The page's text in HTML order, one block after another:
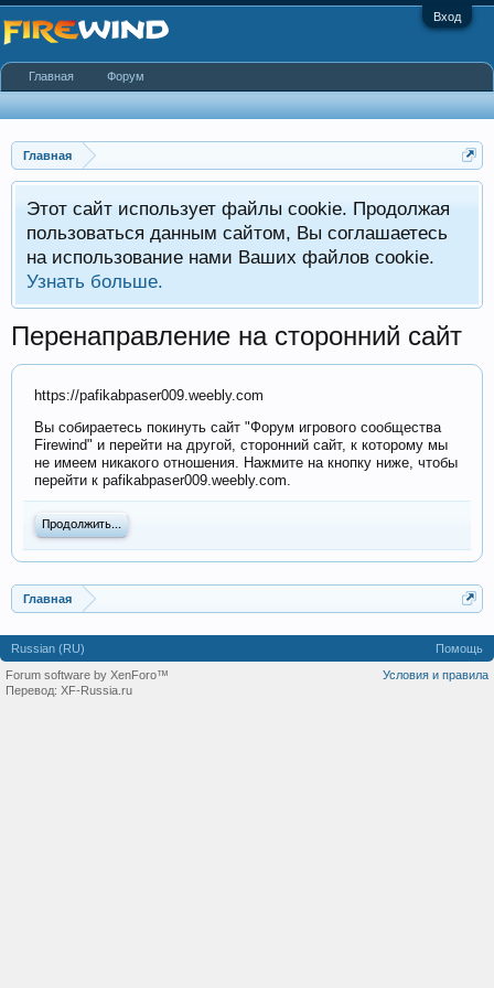
Вход
Главная
Этот сайт использует файлы cookie. Продолжая
пользоваться данным сайтом, Вы соглашаетесь
на использование нами Ваших файлов cookie.
Узнать больше.
Перенаправление на сторонний сайт
https://pafikabpaser009.weebly.com
Вы собираетесь покинуть сайт "Форум игрового сообщества
Firewind" и перейти на другой, сторонний сайт, к которому мы
не имеем никакого отношения. Нажмите на кнопку ниже, чтобы
перейти к pafikabpaser009.weebly.com.
Продолжить...
Главная
Главная Форум
Russian (RU)
Помощь
Условия и правила
Forum software by XenForo™
Перевод: XF-Russia.ru